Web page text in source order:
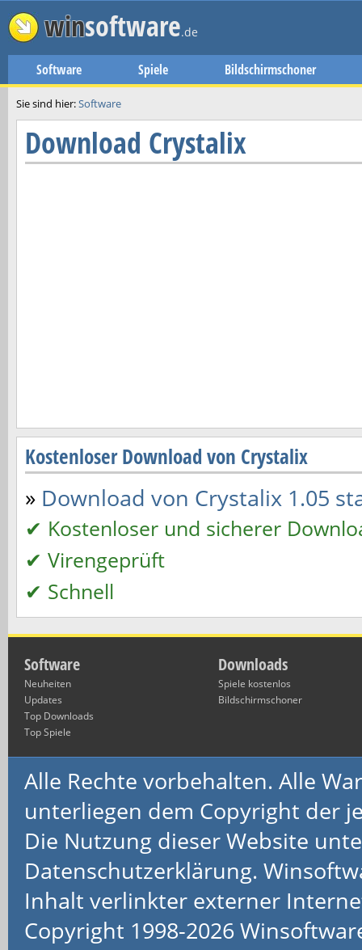
winsoftware.de
Software Spiele Bildschirmschoner
Sie sind hier:Software
Download Crystalix
Kostenloser Download von Crystalix
» Download von Crystalix 1.05
✔ Kostenloser und sicherer
✔ Virengeprüft
✔ Schnell
Software
Neuheiten
Updates
Top Downloads
Top Spiele
Downloads
Spiele kostenlos
Bildschirmschoner
Alle Rechte vorbehalten. Alle
unterliegen dem Copyright der
Die Nutzung dieser Website
Datenschutzerklärung.
Inhalt verlinkter externer
Copyright 1998-2026